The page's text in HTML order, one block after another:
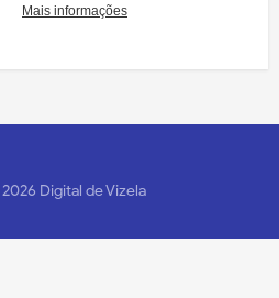
2026 Digital de Vizela